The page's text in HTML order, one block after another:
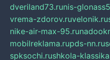
dveriland73.runis-
vrema-zdorov.ruvelonik.ru
nike-air-max-95.ru
mobilreklama.rupds-nn.ru
spksochi.rushkola-